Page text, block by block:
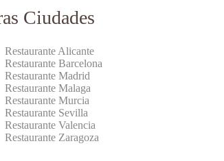
Ciudades
Restaurante Alicante
Restaurante Barcelona
Restaurante Madrid
Restaurante Malaga
Restaurante Murcia
Restaurante Sevilla
Restaurante Valencia
Restaurante Zaragoza